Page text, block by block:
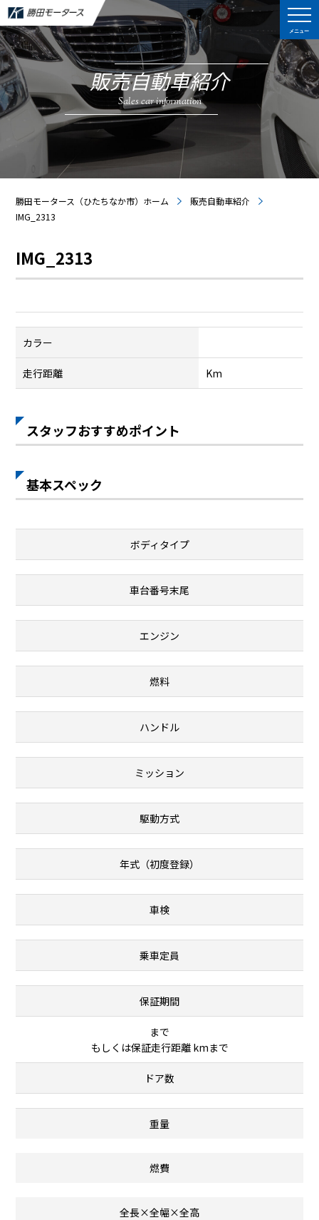
メニュー
販売自動車紹介
Sales car information
勝田モータース（ひたちなか市）ホーム
販売自動車紹介
IMG_2313
IMG_2313
カラー
走行距離 Km
スタッフおすすめポイント
基本スペック
ボディタイプ
車台番号末尾
エンジン
燃料
ハンドル
ミッション
駆動方式
年式（初度登録）
車検
乗車定員
保証期間
まで
もしくは保証走行距離 kmまで
ドア数
重量
燃費
全長×全幅×全高